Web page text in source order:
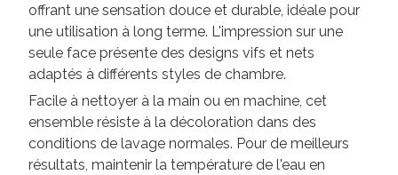
offrant une sensation douce et durable, idéale pour
une utilisation à long terme. L'impression sur une
seule face présente des designs vifs et nets
adaptés à différents styles de chambre.
Facile à nettoyer à la main ou en machine, cet
ensemble résiste à la décoloration dans des
conditions de lavage normales. Pour de meilleurs
résultats, maintenir la température de l'eau en